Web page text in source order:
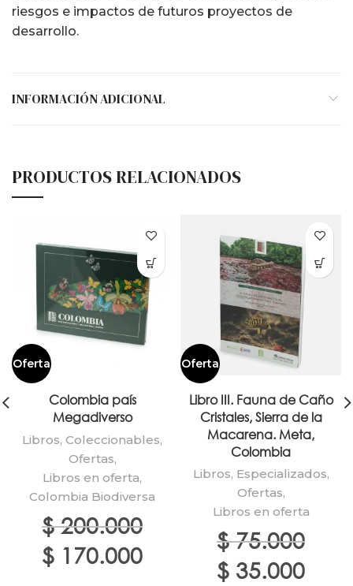
riesgos e impactos de futuros proyectos de
desarrollo.
INFORMACIÓN ADICIONAL
PRODUCTOS RELACIONADOS
Oferta
Colombia país
Megadiverso
Libros, Coleccionables,
Ofertas,
Libros en oferta,
Colombia Biodiversa
$200.000
El
precio
$ 170.000precio
Oferta
Libro III. Fauna de Caño
Cristales, Sierra de la
Macarena. Meta,
Colombia
Libros, Especializados,
Ofertas,
Libros en oferta
$75.000
El
precio
$ 35.000precio